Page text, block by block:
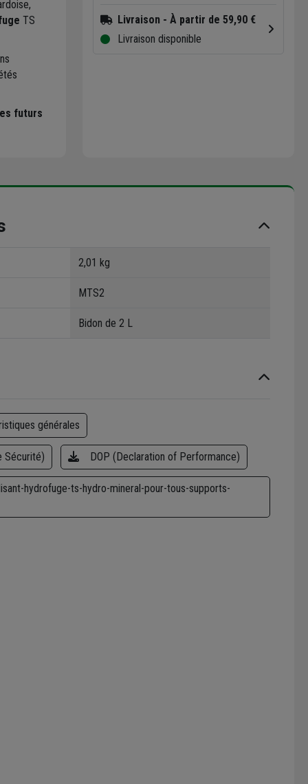
TS
futurs
Livraison - À partir de 59,90 €
Livraison disponible
2,01 kg
MTS2
Bidon de 2 L
générales
Sécurité) DOP (Declaration of Performance)
hydrofuge-ts-hydro-mineral-pour-tous-supports-